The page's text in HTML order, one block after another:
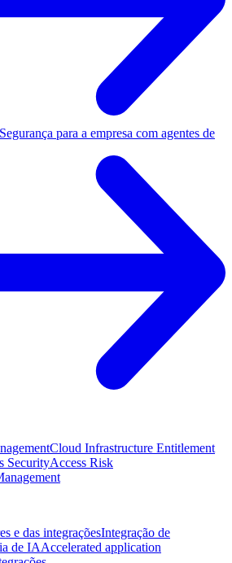
Segurança para a empresa com agentes de
Cloud Infrastructure Entitlement
SecurityAccess Risk
e das integraçõesIntegração de
de IAAccelerated application